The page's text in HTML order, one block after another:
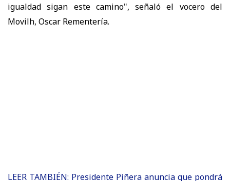
igualdad sigan este camino", señaló el vocero del
Movilh, Oscar Rementería.
LEER TAMBIÉN: Presidente Piñera anuncia que pondrá